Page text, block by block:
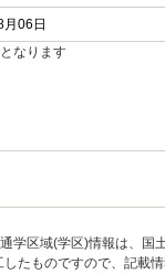
06日
なります
学区域(学区)情報は、
たものですので、記載